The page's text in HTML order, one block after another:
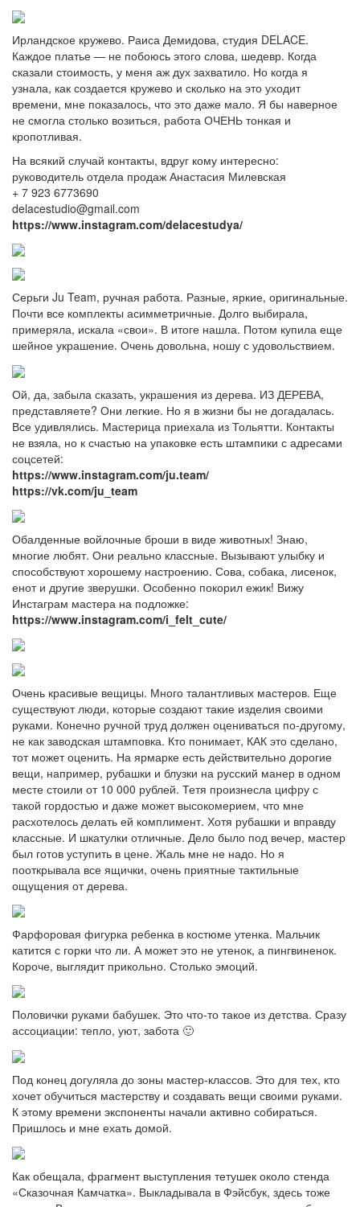
Ирландское кружево. Раиса Демидова, студия DELACE.
Каждое платье — не побоюсь этого слова, шедевр. Когда
сказали стоимость, у меня аж дух захватило. Но когда я
узнала, как создается кружево и сколько на это уходит
времени, мне показалось, что это даже мало. Я бы наверное
не смогла столько возиться, работа ОЧЕНЬ тонкая и
кропотливая.
На всякий случай контакты, вдруг кому интересно:
руководитель отдела продаж Анастасия Милевская
+ 7 923 6773690
delacestudio@gmail.com
https://www.instagram.com/delacestudya/
Серьги Ju Team, ручная работа. Разные, яркие, оригинальные.
Почти все комплекты асимметричные. Долго выбирала,
примеряла, искала «свои». В итоге нашла. Потом купила еще
шейное украшение. Очень довольна, ношу с удовольствием.
Ой, да, забыла сказать, украшения из дерева. ИЗ ДЕРЕВА,
представляете? Они легкие. Но я в жизни бы не догадалась.
Все удивлялись. Мастерица приехала из Тольятти. Контакты
не взяла, но к счастью на упаковке есть штампики с адресами
соцсетей:
https://www.instagram.com/ju.team/
https://vk.com/ju_team
Обалденные войлочные броши в виде животных! Знаю,
многие любят. Они реально классные. Вызывают улыбку и
способствуют хорошему настроению. Сова, собака, лисенок,
енот и другие зверушки. Особенно покорил ежик! Вижу
Инстаграм мастера на подложке:
https://www.instagram.com/i_felt_cute/
Очень красивые вещицы. Много талантливых мастеров. Еще
существуют люди, которые создают такие изделия своими
руками. Конечно ручной труд должен оцениваться по-другому,
не как заводская штамповка. Кто понимает, КАК это сделано,
тот может оценить. На ярмарке есть действительно дорогие
вещи, например, рубашки и блузки на русский манер в одном
месте стоили от 10 000 рублей. Тетя произнесла цифру с
такой гордостью и даже может высокомерием, что мне
расхотелось делать ей комплимент. Хотя рубашки и вправду
классные. И шкатулки отличные. Дело было под вечер, мастер
был готов уступить в цене. Жаль мне не надо. Но я
пооткрывала все ящички, очень приятные тактильные
ощущения от дерева.
Фарфоровая фигурка ребенка в костюме утенка. Мальчик
катится с горки что ли. А может это не утенок, а пингвиненок.
Короче, выглядит прикольно. Столько эмоций.
Половички руками бабушек. Это что-то такое из детства. Сразу
ассоциации: тепло, уют, забота 🙂
Под конец догуляла до зоны мастер-классов. Это для тех, кто
хочет обучиться мастерству и создавать вещи своими руками.
К этому времени экспоненты начали активно собираться.
Пришлось и мне ехать домой.
Как обещала, фрагмент выступления тетушек около стенда
«Сказочная Камчатка». Выкладывала в Фэйсбук, здесь тоже